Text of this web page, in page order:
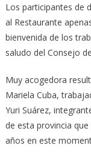
Los participantes de
al Restaurante
bienvenida de los
saludo del Consejo
Muy acogedora
Mariela Cuba,
Yuri Suárez,
de esta provincia
años en este